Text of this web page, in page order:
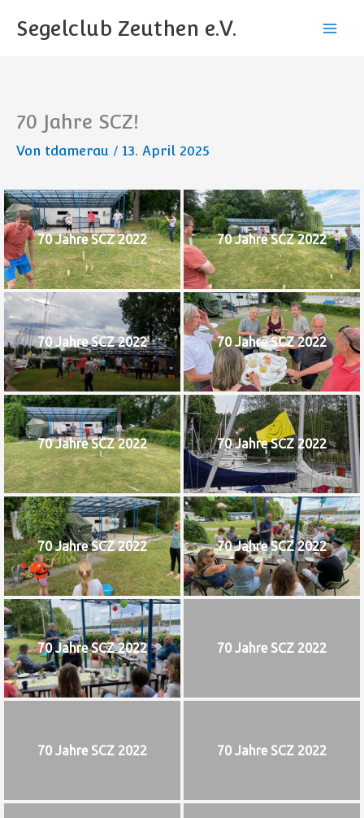
InhaltSegelclub Zeuthen e.V.
70 Jahre SCZ!
Von tdamerau / 13. April 2025
70 Jahre SCZ 2022 70 Jahre SCZ 2022
70 Jahre SCZ 2022 70 Jahre SCZ 2022
70 Jahre SCZ 2022 70 Jahre SCZ 2022
70 Jahre SCZ 2022 70 Jahre SCZ 2022
70 Jahre SCZ 2022 70 Jahre SCZ 2022
70 Jahre SCZ 2022 70 Jahre SCZ 2022